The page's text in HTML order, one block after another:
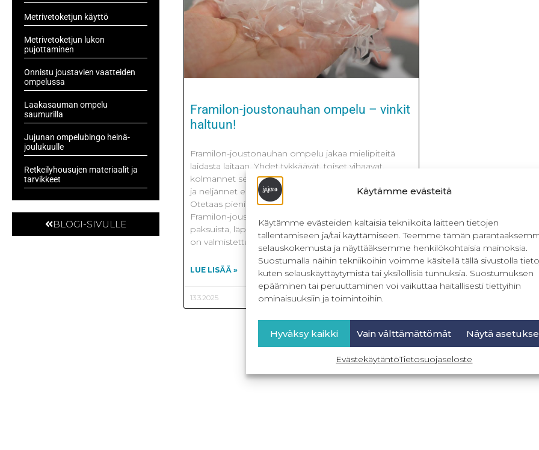
Käytämme evästeitä
Käytämme evästeiden kaltaisia tekniikoita laitteen tietojen
tallentamiseen ja/tai käyttämiseen. Teemme tämän
selauskokemusta ja näyttääksemme henkilökohtaisia mainoksia.
Suostumalla näihin tekniikoihin voimme käsitellä tällä sivustolla
kuten selauskäyttäytymistä tai yksilöllisiä tunnuksia. Suostumuksen
epääminen tai peruuttaminen voi vaikuttaa haitallisesti tiettyihin
ominaisuuksiin ja toimintoihin.
Hyväksy kaikki Vain välttämättömät Näytä
EvästekäytäntöTietosuojaseloste
Metrivetoketjun käyttö
Metrivetoketjun lukon
pujottaminen
Onnistu joustavien vaatteiden
ompelussa
Laakasauman ompelu
saumurilla
Jujunan ompelubingo heinä-
joulukuulle
Retkeilyhousujen materiaalit ja
tarvikkeet
BLOGI-SIVULLE
Framilon-joustonauhan ompelu – vinkit
haltuun!
Framilon-joustonauhan ompelu jakaa mielipiteitä
laidasta laitaan. Yhdet tykkäävät, toiset vihaavat,
kolmannet sekoittavat tämän nauhan silikoninauhaan
ja neljännet eivät ole edes kuulleet koko nauhasta.
Otetaas pieni esittely, mitä tämä nauha oikein on.
Framilon-joustonauha on ohutta, alle 1 mm
paksuista, läpikuultavaa ja super joustavaa nauhaa. Se
on valmistettu polyuretaanista. Usein tämä nauha
LUE LISÄÄ »
13.3.2025